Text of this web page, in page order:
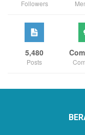
Followers
5,480
Posts